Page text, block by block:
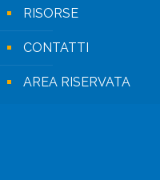
RISORSE
CONTATTI
AREA RISERVATA